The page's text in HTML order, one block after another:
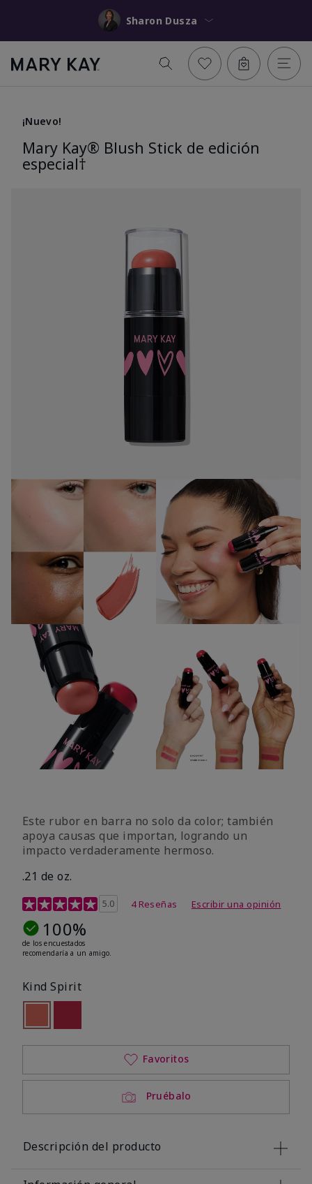
Sharon Dusza
¡Nuevo!
Mary Kay® Blush Stick de edición
especial†
Este rubor en barra no solo da color; también
apoya causas que importan, logrando un
impacto verdaderamente hermoso.
.21 de oz.
Calificación de clientes de 3,1 de 5
5.0 4 Reseñas Escribir una opinión
100%
de los encuestados
recomendaría a un amigo.
Kind Spirit
seleccionado
Out of stock
Pruébalo
Favoritos
Descripción del producto